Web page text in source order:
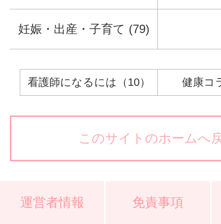
妊娠・出産・子育て (79)
看護師になるには（10） 健康コ
このサイトのホームへ
運営者情報 免責事項